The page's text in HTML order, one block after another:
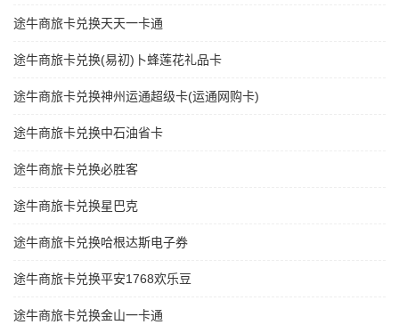
途牛商旅卡兑换天天一卡通
途牛商旅卡兑换(易初)卜蜂莲花礼品卡
途牛商旅卡兑换神州运通超级卡(运通网购卡)
途牛商旅卡兑换中石油省卡
途牛商旅卡兑换必胜客
途牛商旅卡兑换星巴克
途牛商旅卡兑换哈根达斯电子券
途牛商旅卡兑换平安1768欢乐豆
途牛商旅卡兑换金山一卡通